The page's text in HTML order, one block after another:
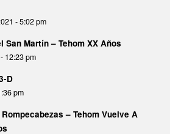
- 5:02 pm
San Martín – Tehom XX Años
12:23 pm
D
pm
– Tehom Vuelve A